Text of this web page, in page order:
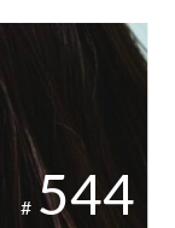
# 544